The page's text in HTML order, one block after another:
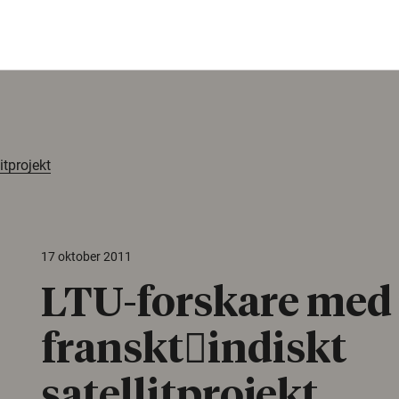
17 oktober 2011
LTU-forskare med
fransktindiskt